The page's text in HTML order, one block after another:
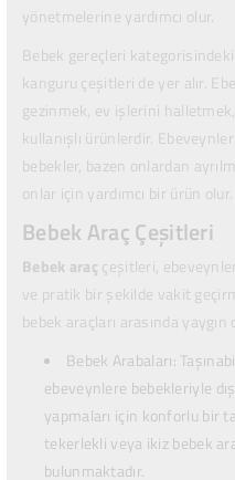
yönetmelerine yardımcı olur.
Bebek gereçleri kategorisindeki
kanguru çeşitleri de yer alır.
gezinmek, ev işlerini
kullanışlı ürünlerdir.
bebekler, bazen onlardan
onlar için yardımcı bir ürün olur.
Bebek Araç Çeşitleri
Bebek araç çeşitleri,
ve pratik bir şekilde vakit
bebek araçları arasında
Bebek Arabaları:
ebeveynlere bebekleriyle
yapmaları için konforlu bir
tekerlekli veya ikiz bebek
bulunmaktadır.